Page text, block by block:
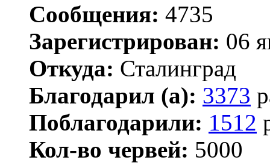
Сообщения: 4735
Зарегистрирован: 06
Откуда: Сталинград
Благодарил (а): 3373
Поблагодарили: 1512
Кол-во червей: 5000